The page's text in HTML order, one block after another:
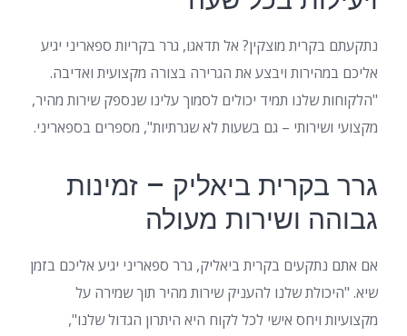
נתקעתם בקרית מוצקין? אל תדאגו, גרר בקריות ספאריני יגיע
אליכם במהירות ויבצע את הגרירה בצורה מקצועית ואדיבה.
"הלקוחות שלנו תמיד יכולים לסמוך עלינו שנספק שירות מהיר,
מקצועי ושירותי – גם בשעות לא שגרתיות", מספרים בספאריני.
גרר בקרית ביאליק – זמינות
גבוהה ושירות מעולה
אם אתם נתקעים בקרית ביאליק, גרר ספאריני יגיע אליכם בזמן
שיא. "היכולת שלנו להעניק שירות מהיר תוך שמירה על
מקצועיות ויחס אישי לכל לקוח היא היתרון הגדול שלנו",